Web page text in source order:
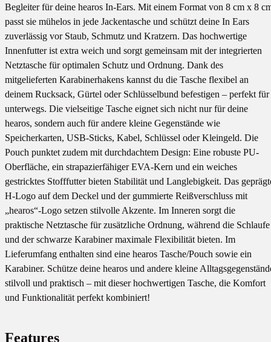
Begleiter für deine hearos In-Ears. Mit einem Format von 8 cm x 8
passt sie mühelos in jede Jackentasche und schützt deine In Ears
zuverlässig vor Staub, Schmutz und Kratzern. Das hochwertige
Innenfutter ist extra weich und sorgt gemeinsam mit der integrierten
Netztasche für optimalen Schutz und Ordnung. Dank des
mitgelieferten Karabinerhakens kannst du die Tasche flexibel an
deinem Rucksack, Gürtel oder Schlüsselbund befestigen – perfekt für
unterwegs. Die vielseitige Tasche eignet sich nicht nur für deine
hearos, sondern auch für andere kleine Gegenstände wie
Speicherkarten, USB-Sticks, Kabel, Schlüssel oder Kleingeld. Die
Pouch punktet zudem mit durchdachtem Design: Eine robuste PU-
Oberfläche, ein strapazierfähiger EVA-Kern und ein weiches
gestricktes Stofffutter bieten Stabilität und Langlebigkeit. Das
H-Logo auf dem Deckel und der gummierte Reißverschluss mit
„hearos“-Logo setzen stilvolle Akzente. Im Inneren sorgt die
praktische Netztasche für zusätzliche Ordnung, während die Schlaufe
und der schwarze Karabiner maximale Flexibilität bieten. Im
Lieferumfang enthalten sind eine hearos Tasche/Pouch sowie ein
Karabiner. Schütze deine hearos und andere kleine
stilvoll und praktisch – mit dieser hochwertigen Tasche, die Komfort
und Funktionalität perfekt kombiniert!
Features